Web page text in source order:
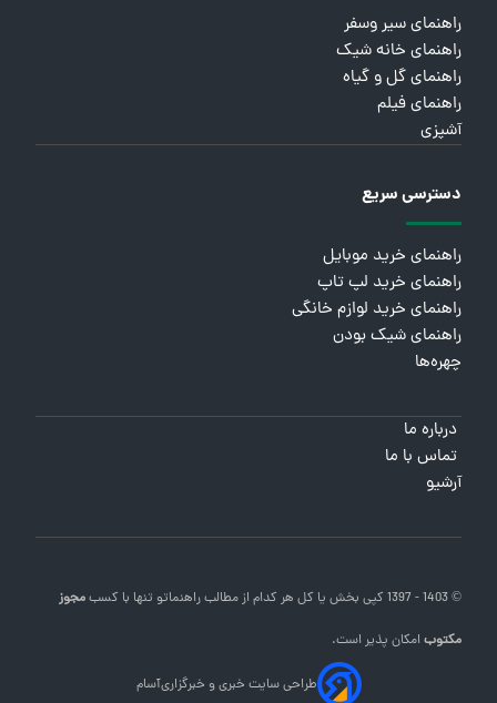
راهنمای سیر وسفر
راهنمای خانه شیک
راهنمای گل و گیاه
راهنمای فیلم
آشپزی
دسترسی سریع
راهنمای خرید موبایل
راهنمای خرید لپ تاپ
راهنمای خرید لوازم خانگی
راهنمای شیک بودن
چهره‌ها
درباره ما
تماس با ما
آرشیو
© 1403 - 1397 کپی بخش یا کل هر کدام از مطالب راهنماتو تنها با کسبمجوز
مکتوبامکان پذیر است.
طراحی سایت خبری و خبرگزاریآسام